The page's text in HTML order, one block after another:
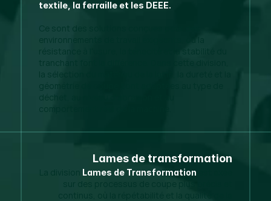
textile, la ferraille et les DEEE.
Ce sont des solutions conçues pour des
Lames de transformation
Lames de Transformation